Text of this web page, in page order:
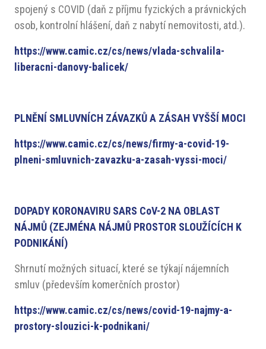
spojený s COVID (daň z příjmu fyzických a právnických
osob, kontrolní hlášení, daň z nabytí nemovitosti, atd.).
https://www.camic.cz/cs/news/vlada-schvalila-
liberacni-danovy-balicek/
PLNĚNÍ SMLUVNÍCH ZÁVAZKŮ A ZÁSAH VYŠŠÍ MOCI
https://www.camic.cz/cs/news/firmy-a-covid-19-
plneni-smluvnich-zavazku-a-zasah-vyssi-moci/
DOPADY KORONAVIRU SARS CoV-2 NA OBLAST
NÁJMŮ (ZEJMÉNA NÁJMŮ PROSTOR SLOUŽÍCÍCH K
PODNIKÁNÍ)
Shrnutí možných situací, které se týkají nájemních
smluv (především komerčních prostor)
https://www.camic.cz/cs/news/covid-19-najmy-a-
prostory-slouzici-k-podnikani/